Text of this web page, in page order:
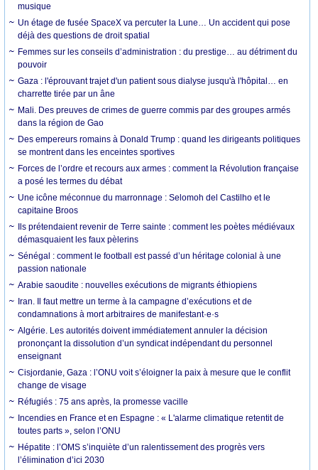
musique
Un étage de fusée SpaceX va percuter la Lune… Un accident qui pose
déjà des questions de droit spatial
Femmes sur les conseils d’administration : du prestige… au détriment du
pouvoir
Gaza : l'éprouvant trajet d'un patient sous dialyse jusqu'à l'hôpital… en
charrette tirée par un âne
Mali. Des preuves de crimes de guerre commis par des groupes armés
dans la région de Gao
Des empereurs romains à Donald Trump : quand les dirigeants politiques
se montrent dans les enceintes sportives
Forces de l’ordre et recours aux armes : comment la Révolution française
a posé les termes du débat
Une icône méconnue du marronnage : Selomoh del Castilho et le
capitaine Broos
Ils prétendaient revenir de Terre sainte : comment les poètes médiévaux
démasquaient les faux pèlerins
Sénégal : comment le football est passé d’un héritage colonial à une
passion nationale
Arabie saoudite : nouvelles exécutions de migrants éthiopiens
Iran. Il faut mettre un terme à la campagne d’exécutions et de
condamnations à mort arbitraires de manifestant·e·s
Algérie. Les autorités doivent immédiatement annuler la décision
prononçant la dissolution d’un syndicat indépendant du personnel
enseignant
Cisjordanie, Gaza : l’ONU voit s’éloigner la paix à mesure que le conflit
change de visage
Réfugiés : 75 ans après, la promesse vacille
Incendies en France et en Espagne : « L'alarme climatique retentit de
toutes parts », selon l’ONU
Hépatite : l’OMS s’inquiète d’un ralentissement des progrès vers
l’élimination d’ici 2030